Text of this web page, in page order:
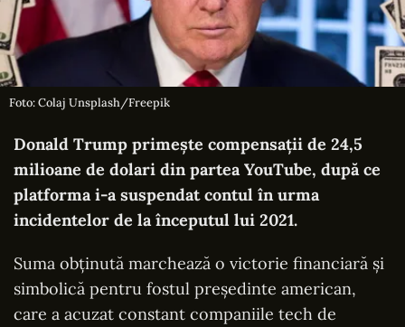
Foto: Colaj Unsplash/Freepik
Donald Trump primește compensații de 24,5
milioane de dolari din partea YouTube, după ce
platforma i-a suspendat contul în urma
incidentelor de la începutul lui 2021.
Suma obținută marchează o victorie financiară și
simbolică pentru fostul președinte american,
care a acuzat constant companiile tech de